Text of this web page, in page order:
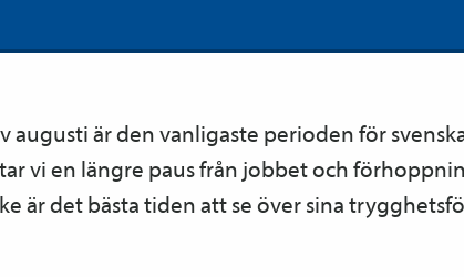
augusti är den vanligaste perioden för
vi en längre paus från jobbet och
är det bästa tiden att se över sina